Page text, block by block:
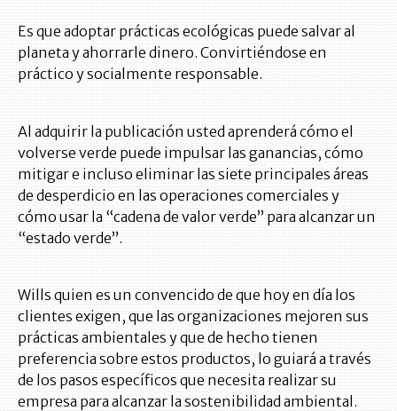
Es que adoptar prácticas ecológicas puede salvar al
planeta y ahorrarle dinero. Convirtiéndose en
práctico y socialmente responsable.
Al adquirir la publicación usted aprenderá cómo el
volverse verde puede impulsar las ganancias, cómo
mitigar e incluso eliminar las siete principales áreas
de desperdicio en las operaciones comerciales y
cómo usar la “cadena de valor verde” para alcanzar un
“estado verde”.
Wills quien es un convencido de que hoy en día los
clientes exigen, que las organizaciones mejoren sus
prácticas ambientales y que de hecho tienen
preferencia sobre estos productos, lo guiará a través
de los pasos específicos que necesita realizar su
empresa para alcanzar la sostenibilidad ambiental.